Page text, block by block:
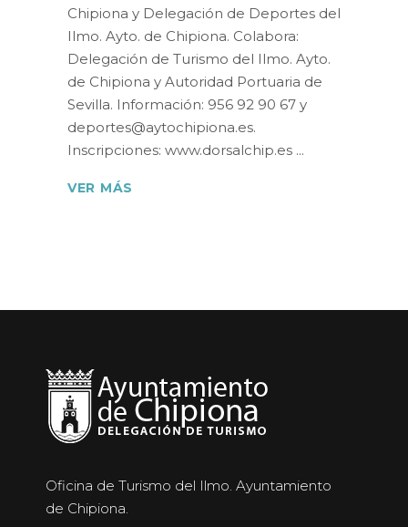
Chipiona y Delegación de Deportes del
Ilmo. Ayto. de Chipiona. Colabora:
Delegación de Turismo del Ilmo. Ayto.
de Chipiona y Autoridad Portuaria de
Sevilla. Información: 956 92 90 67 y
deportes@aytochipiona.es.
Inscripciones: www.dorsalchip.es
VER MÁS
Oficina de Turismo del Ilmo. Ayuntamiento
de Chipiona.